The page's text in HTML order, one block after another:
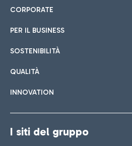
CORPORATE
PER IL BUSINESS
SOSTENIBILITÀ
QUALITÀ
INNOVATION
I siti del gruppo